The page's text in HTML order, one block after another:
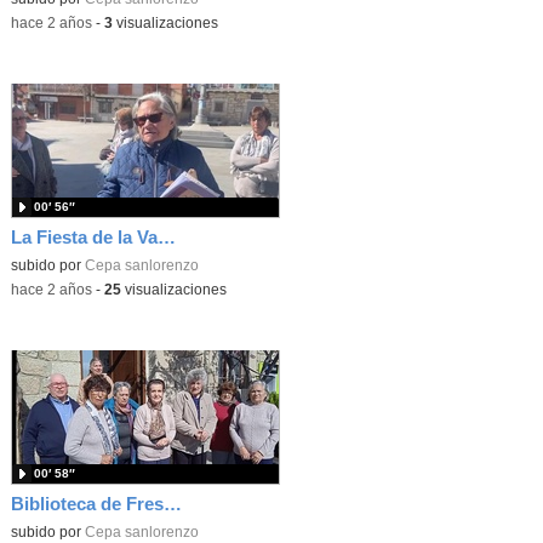
-hace 2 años- 3visualizaciones
La Fiesta de la Vaquilla en Fresnedillas_#patrimonioCEPA
subido por Cepa sanlorenzo
00′ 56″
-hace 2 años- 25visualizaciones
Biblioteca de Fresnedillas-Antigua escuela_#patrimonioCEPA
subido por Cepa sanlorenzo
00′ 58″